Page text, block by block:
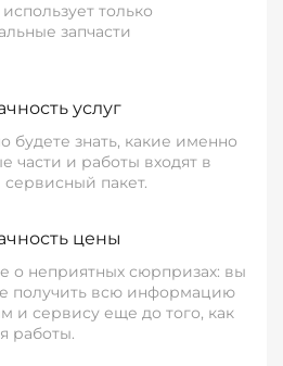
только
запчасти
услуг
будете знать, какие именно
части и работы входят в
пакет.
цены
о неприятных сюрпризах: вы
получить всю информацию
и сервису еще до того, как
работы.